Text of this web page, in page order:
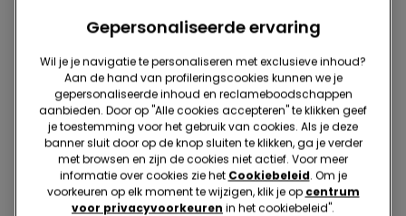
Gepersonaliseerde ervaring
Wil je je navigatie te personaliseren met exclusieve inhoud?
Aan de hand van profileringscookies kunnen we je
gepersonaliseerde inhoud en reclameboodschappen
aanbieden. Door op "Alle cookies accepteren" te klikken geef
je toestemming voor het gebruik van cookies. Als je deze
banner sluit door op de knop sluiten te klikken, ga je verder
met browsen en zijn de cookies niet actief. Voor meer
informatie over cookies zie het Cookiebeleid. Om je
voorkeuren op elk moment te wijzigen, klik je op centrum
voor privacyvoorkeuren in het cookiebeleid".